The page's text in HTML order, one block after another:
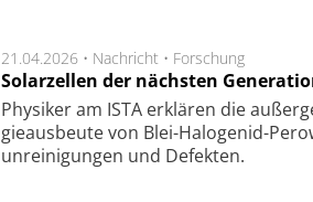
21.04.2026 • Nachricht • Forschung
Solarzellen der nächsten
Physiker am ISTA er­klä­ren die
gie­aus­beu­te von Blei-Halo­ge­nid-
unrei­ni­gung­en und De­fek­ten.